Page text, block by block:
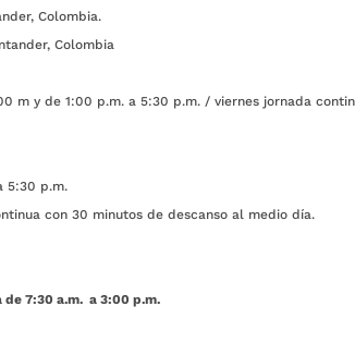
Colombia.
Colombia
m y de 1:00 p.m. a 5:30 p.m. / viernes jornada
5:30 p.m.
con 30 minutos de descanso al medio día.
de 7:30 a.m. a 3:00 p.m.